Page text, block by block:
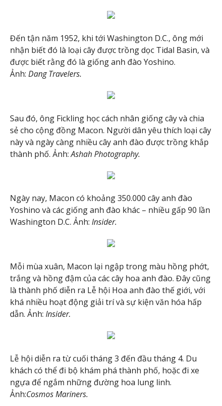
Đến tận năm 1952, khi tới Washington D.C., ông mới
nhận biết đó là loại cây được trồng dọc Tidal Basin, và
được biết rằng đó là giống anh đào Yoshino.
Ảnh: Dang Travelers.
Sau đó, ông Fickling học cách nhân giống cây và chia
sẻ cho cộng đồng Macon. Người dân yêu thích loại cây
này và ngày càng nhiều cây anh đào được trồng khắp
thành phố. Ảnh:Ashah Photography.
Ngày nay, Macon có khoảng 350.000 cây anh đào
Yoshino và các giống anh đào khác – nhiều gấp 90 lần
Washington D.C. Ảnh: Insider.
Mỗi mùa xuân, Macon lại ngập trong màu hồng phớt,
trắng và hồng đậm của các cây hoa anh đào. Đây cũng
là thành phố diễn ra Lễ hội Hoa anh đào thế giới, với
khá nhiều hoạt động giải trí và sự kiện văn hóa hấp
dẫn. Ảnh: Insider.
Lễ hội diễn ra từ cuối tháng 3 đến đầu tháng 4. Du
khách có thể đi bộ khám phá thành phố, hoặc đi xe
ngựa để ngắm những đường hoa lung linh.
Ảnh:Cosmos Mariners.